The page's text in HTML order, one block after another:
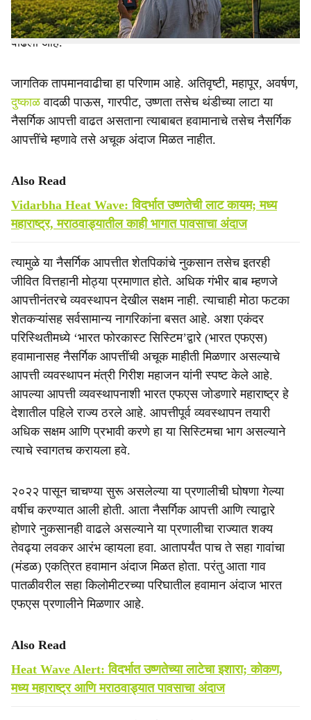
शेतकऱ्यांसह नागरिकांना फारसा फायदा होताना दिसत नाही. मागील
दोन दशकांमध्ये देशात नैसर्गिक आपत्तींची तीव्रता आणि वारंवारताही
वाढली आहे.
जागतिक तापमानवाढीचा हा परिणाम आहे. अतिवृष्टी, महापूर, अवर्षण,
दुष्काळ वादळी पाऊस, गारपीट, उष्णता तसेच थंडीच्या लाटा या
नैसर्गिक आपत्ती वाढत असताना त्याबाबत हवामानाचे तसेच नैसर्गिक
आपत्तींचे म्हणावे तसे अचूक अंदाज मिळत नाहीत.
Also Read
Vidarbha Heat Wave: विदर्भात उष्णतेची लाट कायम; मध्य
महाराष्ट्र, मराठवाड्यातील काही भागात पावसाचा अंदाज
त्यामुळे या नैसर्गिक आपत्तीत शेतपिकांचे नुकसान तसेच इतरही
जीवित वित्तहानी मोठ्या प्रमाणात होते. अधिक गंभीर बाब म्हणजे
आपत्तीनंतरचे व्यवस्थापन देखील सक्षम नाही. त्याचाही मोठा फटका
शेतकऱ्यांसह सर्वसामान्य नागरिकांना बसत आहे. अशा एकंदर
परिस्थितीमध्ये ‘भारत फोरकास्ट सिस्टिम’द्वारे (भारत एफएस)
हवामानासह नैसर्गिक आपत्तींची अचूक माहीती मिळणार असल्याचे
आपत्ती व्यवस्थापन मंत्री गिरीश महाजन यांनी स्पष्ट केले आहे.
आपल्या आपत्ती व्यवस्थापनाशी भारत एफएस जोडणारे महाराष्ट्र हे
देशातील पहिले राज्य ठरले आहे. आपत्तीपूर्व व्यवस्थापन तयारी
अधिक सक्षम आणि प्रभावी करणे हा या सिस्टिमचा भाग असल्याने
त्याचे स्वागतच करायला हवे.
२०२२ पासून चाचण्या सुरू असलेल्या या प्रणालीची घोषणा गेल्या
वर्षीच करण्यात आली होती. आता नैसर्गिक आपत्ती आणि त्याद्वारे
होणारे नुकसानही वाढले असल्याने या प्रणालीचा राज्यात शक्य
तेवढ्या लवकर आरंभ व्हायला हवा. आतापर्यंत पाच ते सहा गावांचा
(मंडळ) एकत्रित हवामान अंदाज मिळत होता. परंतु आता गाव
पातळीवरील सहा किलोमीटरच्या परिघातील हवामान अंदाज भारत
एफएस प्रणालीने मिळणार आहे.
Also Read
Heat Wave Alert: विदर्भात उष्णतेच्या लाटेचा इशारा; कोकण,
मध्य महाराष्ट्र आणि मराठवाड्यात पावसाचा अंदाज